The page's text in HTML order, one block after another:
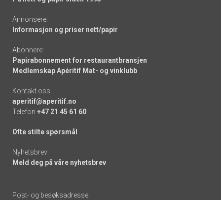
Annonsere:
Informasjon og priser nett/papir
Abonnere:
Papirabonnement for restaurantbransjen
Medlemskap Apéritif Mat- og vinklubb
Kontakt oss:
aperitif@aperitif.no
Telefon +47 21 45 61 60
Ofte stilte spørsmål
Nyhetsbrev:
Meld deg på våre nyhetsbrev
Post- og besøksadresse: